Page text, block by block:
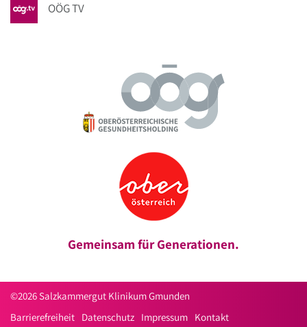
OÖG TV
Gemeinsam für Generationen.
©2026 Salzkammergut Klinikum Gmunden
Barrierefreiheit Datenschutz Impressum Kontakt